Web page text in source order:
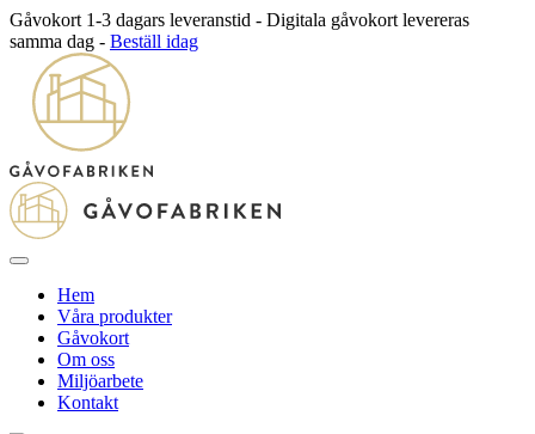
Gåvokort 1-3 dagars leveranstid - Digitala gåvokort levereras
samma dag - Beställ idag
Hem
Våra produkter
Gåvokort
Om oss
Miljöarbete
Kontakt